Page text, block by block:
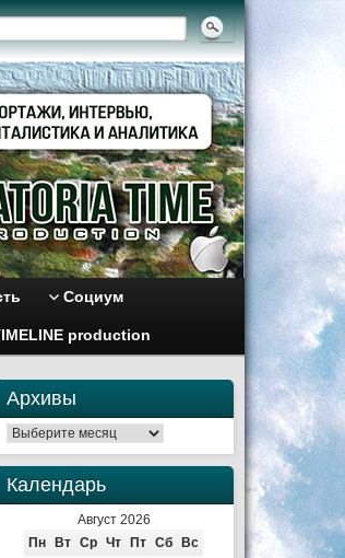
Социум
production
Архивы
Архивы
Календарь
Август 2026
Пн
Вт Ср Чт Пт Сб
Вс